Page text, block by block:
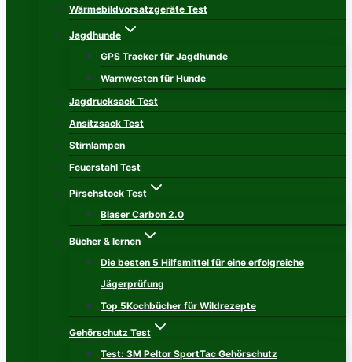
Wärmebildvorsatzgeräte Test
Jagdhunde
GPS Tracker für Jagdhunde
Warnwesten für Hunde
Jagdrucksack Test
Ansitzsack Test
Stirnlampen
Feuerstahl Test
Pirschstock Test
Blaser Carbon 2.0
Bücher & lernen
Die besten 5 Hilfsmittel für eine erfolgreiche
Jägerprüfung
Top 5Kochbücher für Wildrezepte
Gehörschutz Test
Test: 3M Peltor SportTac Gehörschutz